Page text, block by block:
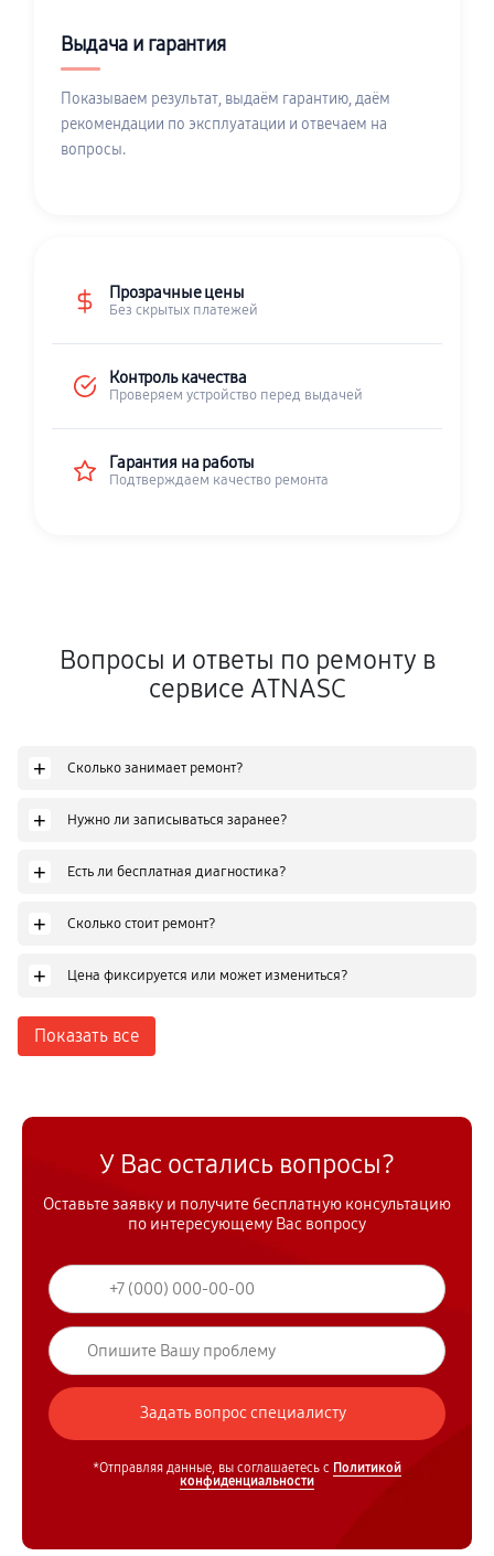
Выдача и гарантия
Показываем результат, выдаём гарантию, даём
рекомендации по эксплуатации и отвечаем на
вопросы.
Прозрачные цены
Без скрытых платежей
Контроль качества
Проверяем устройство перед выдачей
Гарантия на работы
Подтверждаем качество ремонта
Вопросы и ответы по ремонту в
сервисе ATNASC
+ Сколько занимает ремонт?
+ Нужно ли записываться заранее?
+ Есть ли бесплатная диагностика?
+ Сколько стоит ремонт?
+ Цена фиксируется или может измениться?
Показать все
У Вас остались вопросы?
Оставьте заявку и получите бесплатную консультацию
по интересующему Вас вопросу
*Отправляя данные, вы соглашаетесь с Политикой
конфиденциальности